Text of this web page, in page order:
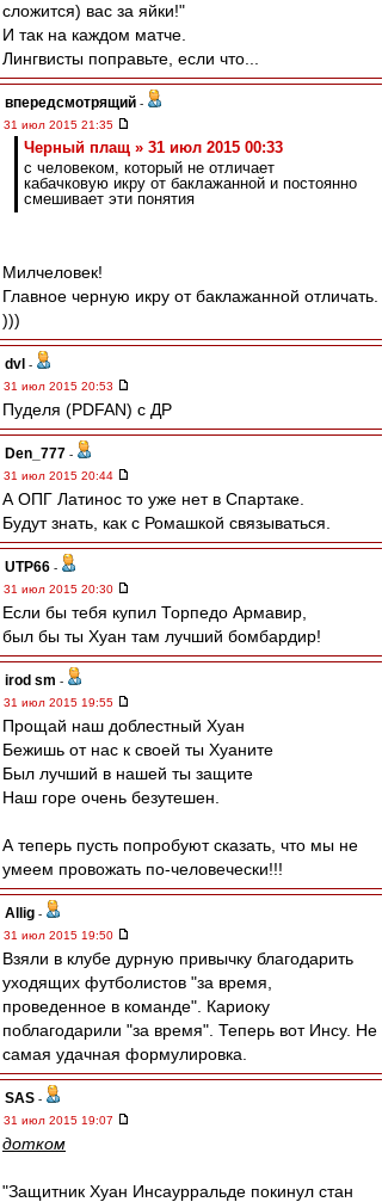
сложится) вас за яйки!"
И так на каждом матче.
Лингвисты поправьте, если что...
впередсмотрящий -
31 июл 2015 21:35
Черный плащ » 31 июл 2015 00:33
с человеком, который не отличает
кабачковую икру от баклажанной и постоянно
смешивает эти понятия
Милчеловек!
Главное черную икру от баклажанной отличать.
)))
dvl -
31 июл 2015 20:53
Пуделя (PDFAN) с ДР
Den_777 -
31 июл 2015 20:44
А ОПГ Латинос то уже нет в Спартаке.
Будут знать, как с Ромашкой связываться.
UTP66 -
31 июл 2015 20:30
Если бы тебя купил Торпедо Армавир,
был бы ты Хуан там лучший бомбардир!
irod sm -
31 июл 2015 19:55
Прощай наш доблестный Хуан
Бежишь от нас к своей ты Хуаните
Был лучший в нашей ты защите
Наш горе очень безутешен.
А теперь пусть попробуют сказать, что мы не
умеем провожать по-человечески!!!
Allig -
31 июл 2015 19:50
Взяли в клубе дурную привычку благодарить
уходящих футболистов "за время,
проведенное в команде". Кариоку
поблагодарили "за время". Теперь вот Инсу. Не
самая удачная формулировка.
SAS -
31 июл 2015 19:07
дотком
"Защитник Хуан Инсаурральде покинул стан